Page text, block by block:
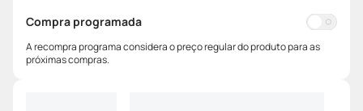
Compra programada
A recompra programa considera o preço regular do produto para as
próximas compras.